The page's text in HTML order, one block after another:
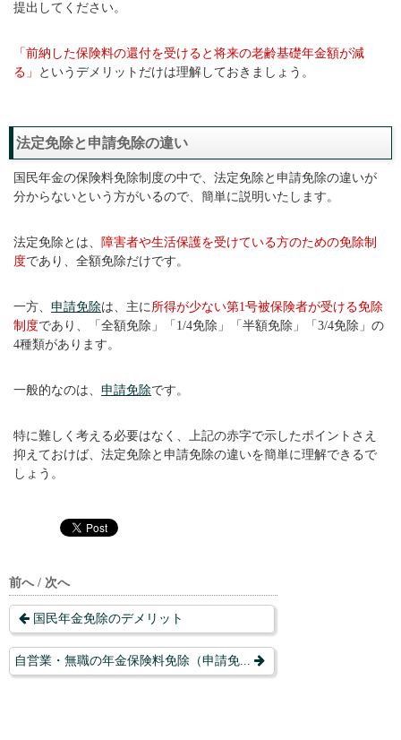
提出してください。
「前納した保険料の還付を受けると将来の老齢基礎年金額が減
る」
というデメリットだけは理解しておきましょう。
法定免除と申請免除の違い
国民年金の保険料免除制度の中で、法定免除と申請免除の違いが
分からないという方がいるので、簡単に説明いたします。
法定免除とは、
障害者や生活保護を受けている方のための免除制
度であり、全額免除だけです。
一方、 申請免除は、主に所得が少ない第1号被保険者が受ける免除
制度であり、「全額免除」「1/4免除」「半額免除」「3/4免除」の
4種類があります。
一般的なのは、 申請免除です。
特に難しく考える必要はなく、上記の赤字で示したポイントさえ
抑えておけば、法定免除と申請免除の違いを簡単に理解できるで
しょう。
前へ / 次へ
国民年金免除のデメリット
自営業・無職の年金保険料免除（申請免...